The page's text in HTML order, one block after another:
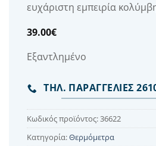
ευχάριστη εμπειρία
39.00€
Εξαντλημένο
ΤΗΛ. ΠΑΡΑΓΓΕΛΙΕΣ
Κωδικός προϊόντος:36622
Κατηγορία:Θερμόμετρα